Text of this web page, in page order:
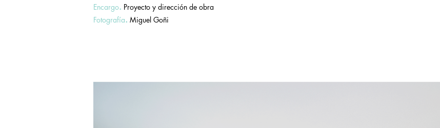
Encargo. Proyecto y dirección de obra
Fotografía. Miguel Goñi